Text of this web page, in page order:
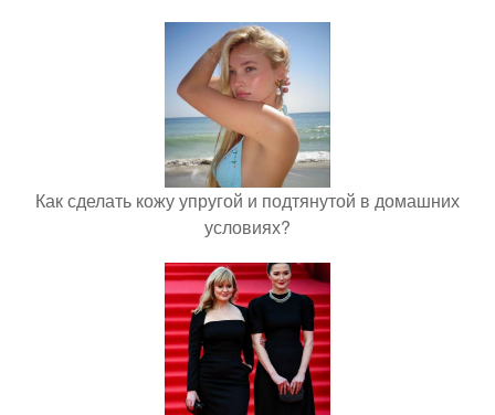
Как сделать кожу упругой и подтянутой в домашних
условиях?